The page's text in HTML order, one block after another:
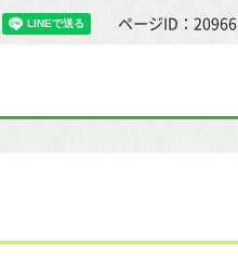
ページID：20966